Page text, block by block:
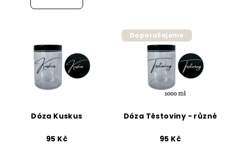
hvězdiček.
Dóza Kuskus
95 Kč
Doporučejeme
Dóza Těstoviny - různé
95 Kč